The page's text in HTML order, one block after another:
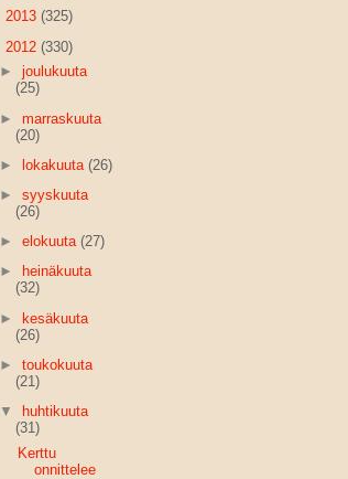
2013 (325)
2012 (330)
►joulukuuta
(25)
► marraskuuta
(20)
►lokakuuta(26)
►syyskuuta
(26)
►elokuuta(27)
►
heinäkuuta
(32)
►kesäkuuta
(26)
►toukokuuta
(21)
▼
huhtikuuta
(31)
Kerttu
onnittelee